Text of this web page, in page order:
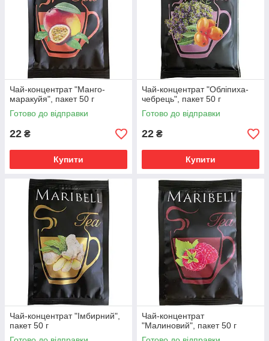
Чай-концентрат "Манго-
маракуйя", пакет 50 г
Готово до відправки
22 ₴
Купити
Чай-концентрат "Обліпиха-
чебрець", пакет 50 г
Готово до відправки
22 ₴
Купити
Чай-концентрат "Імбирний",
пакет 50 г
Чай-концентрат
"Малиновий", пакет 50 г